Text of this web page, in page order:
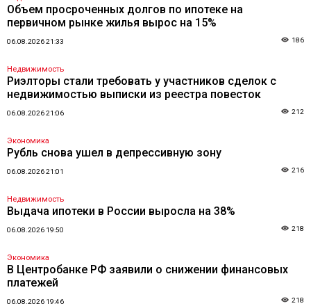
Объем просроченных долгов по ипотеке на
первичном рынке жилья вырос на 15%
06.08.2026 21:33 186
Недвижимость
Риэлторы стали требовать у участников сделок с
недвижимостью выписки из реестра повесток
06.08.2026 21:06 212
Экономика
Рубль снова ушел в депрессивную зону
06.08.2026 21:01 216
Недвижимость
Выдача ипотеки в России выросла на 38%
06.08.2026 19:50 218
Экономика
В Центробанке РФ заявили о снижении финансовых
платежей
06.08.2026 19:46 218